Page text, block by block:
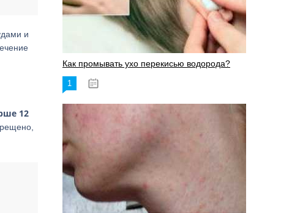
и
12
Как промывать ухо перекисью водорода?
1